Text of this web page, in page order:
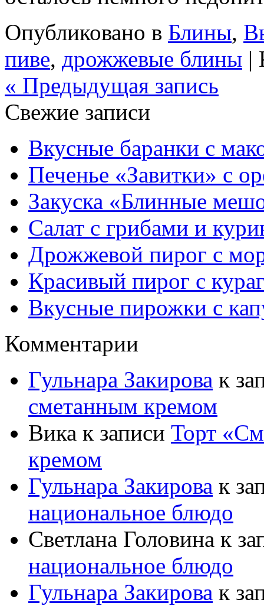
Опубликовано в Блины,
пиве, дрожжевые блины |
« Предыдущая запись
Свежие записи
Вкусные баранки с
Печенье «Завитки» с
Закуска «Блинные
Салат с грибами и
Дрожжевой пирог с
Красивый пирог с
Вкусные пирожки с
Комментарии
Гульнара Закирова к
сметанным кремом
Вика к записи Торт
кремом
Гульнара Закирова к
национальное блюдо
Светлана Головина к
национальное блюдо
Гульнара Закирова к